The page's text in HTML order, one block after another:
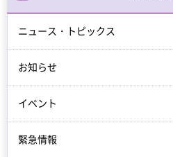
ニュース・トピックス
お知らせ
イベント
緊急情報